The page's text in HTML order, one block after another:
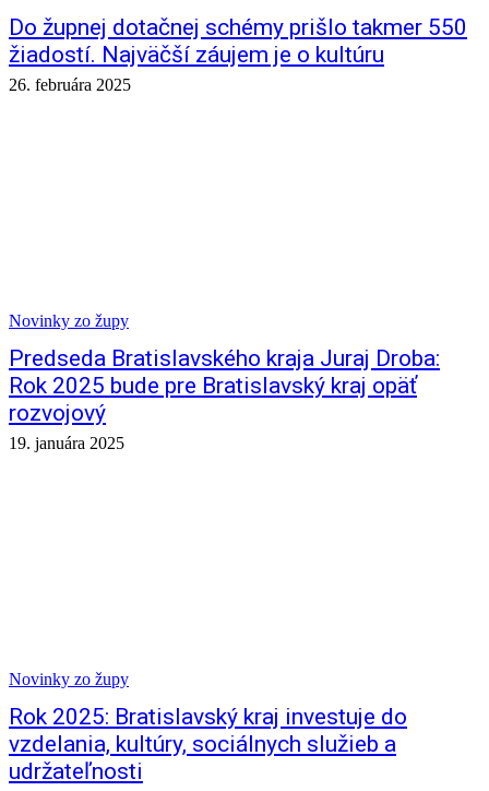
Do župnej dotačnej schémy prišlo takmer 550
žiadostí. Najväčší záujem je o kultúru
26. februára 2025
Novinky zo župy
Predseda Bratislavského kraja Juraj Droba:
Rok 2025 bude pre Bratislavský kraj opäť
rozvojový
19. januára 2025
Novinky zo župy
Rok 2025: Bratislavský kraj investuje do
vzdelania, kultúry, sociálnych služieb a
udržateľnosti